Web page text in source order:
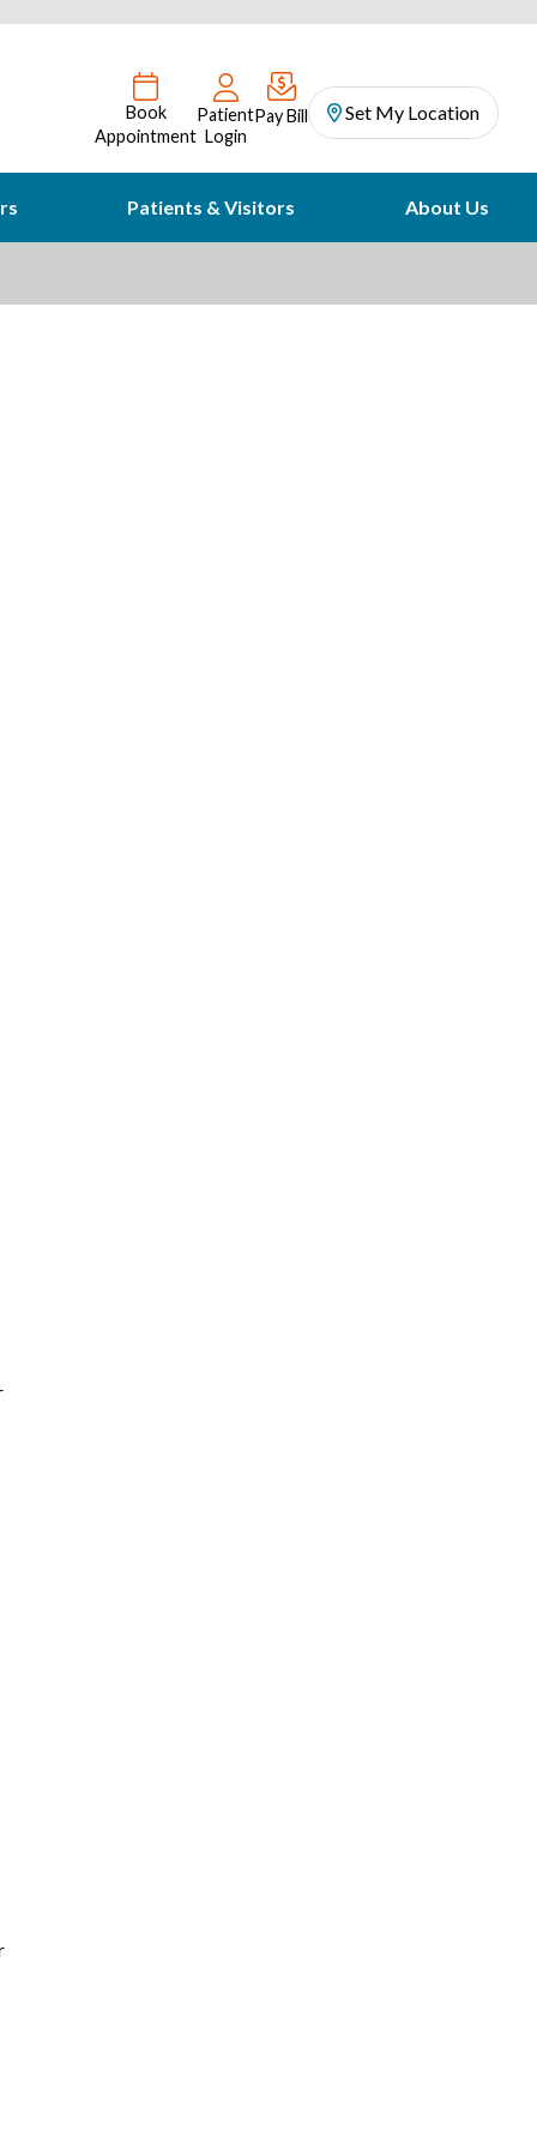
Book
Appointment
Patient
Login
Pay Bill Set My Location
Patients & Visitors About Us